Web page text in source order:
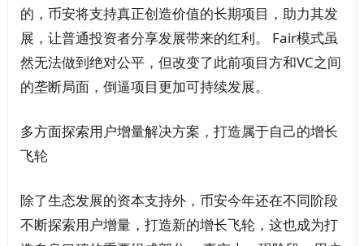
的，币安将支持真正创造价值的长期项目，助力其发
展，让普通投资者分享发展带来的红利。 Fair模式虽
然无法做到绝对公平，但改变了此前项目方和VC之间
的垄断局面，倒逼项目更加可持续发展。
多方面探索用户增量解决方案，打造属于自己的增长
飞轮
除了生态发展的资本支持外，币安今年还在不同阶段
不断探索用户增量，打造新的增长飞轮，这也成为打